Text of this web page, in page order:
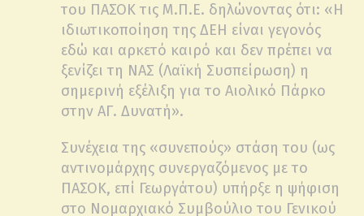
του ΠΑΣΟΚ τις Μ.Π.Ε. δηλώνοντας ότι: «Η
ιδιωτικοποίηση της ΔΕΗ είναι γεγονός
εδώ και αρκετό καιρό και δεν πρέπει να
ξενίζει τη ΝΑΣ (Λαϊκή Συσπείρωση) η
σημερινή εξέλιξη για το Αιολικό Πάρκο
στην ΑΓ. Δυνατή».
Συνέχεια της «συνεπούς» στάση του (ως
αντινομάρχης συνεργαζόμενος με το
ΠΑΣΟΚ, επί Γεωργάτου) υπήρξε η ψήφιση
στο Νομαρχιακό Συμβούλιο του Γενικού